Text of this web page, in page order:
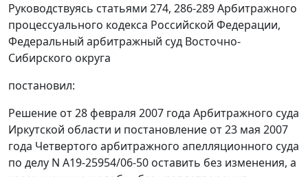
Руководствуясь статьями 274, 286-289Арбитражного
процессуального кодекса Российской Федерации,
Федеральный арбитражный суд Восточно-
Сибирского округа
постановил:
Решение от 28 февраля 2007 года Арбитражного суда
Иркутской области и постановление от 23 мая 2007
года Четвертого арбитражного апелляционного суда
по делу N А19-25954/06-50 оставить без изменения, а